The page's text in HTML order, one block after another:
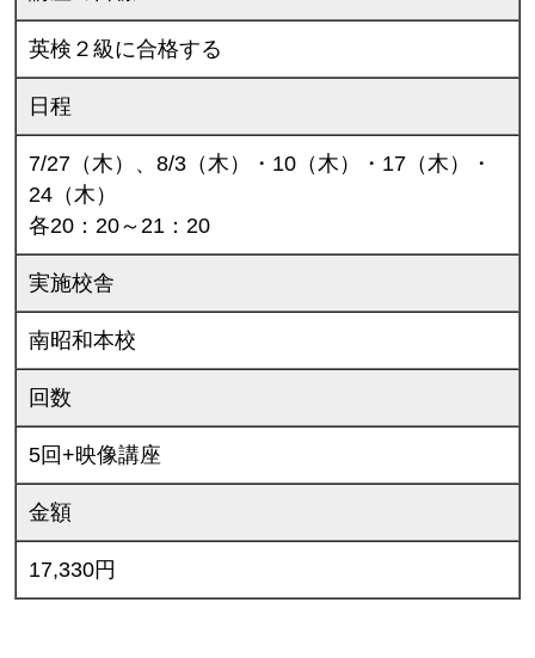
英検２級に合格する
日程
7/27（木）、8/3（木）・10（木）・17（木）・
24（木）
各20：20～21：20
実施校舎
南昭和本校
回数
5回+映像講座
金額
17,330円